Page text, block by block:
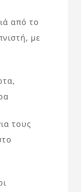
από το
με
τους